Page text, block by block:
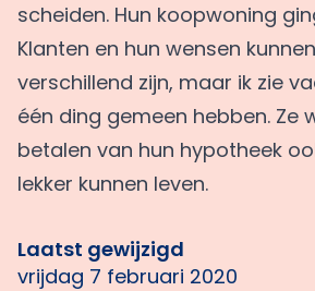
scheiden. Hun koopwoning
Klanten en hun wensen
verschillend zijn, maar ik zie
één ding gemeen hebben. Ze
betalen van hun hypotheek
lekker kunnen leven.
Laatst gewijzigd
vrijdag 7 februari 2020